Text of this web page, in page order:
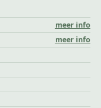
meer info
meer info